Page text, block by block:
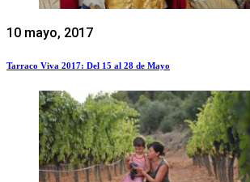
10 mayo, 2017
Tarraco Viva 2017: Del 15 al 28 de Mayo